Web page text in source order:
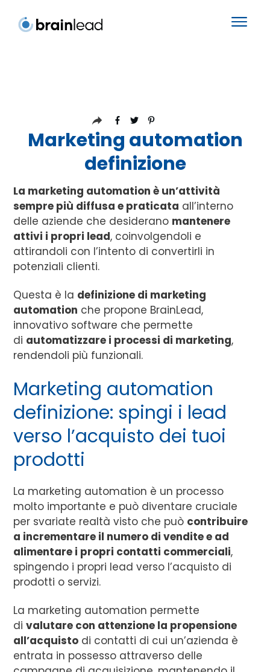
Marketing automation
definizione
La marketing automation è un’attività
sempre più diffusa e praticata all’interno
delle aziende che desiderano mantenere
attivi i propri lead, coinvolgendoli e
attirandoli con l’intento di convertirli in
potenziali clienti.
Questa è la definizione di marketing
automation che propone BrainLead,
innovativo software che permette
di automatizzare i processi di marketing,
rendendoli più funzionali.
Marketing automation
definizione: spingi i lead
verso l’acquisto dei tuoi
prodotti
La marketing automation è un processo
molto importante e può diventare cruciale
per svariate realtà visto che può contribuire
a incrementare il numero di vendite e ad
alimentare i propri contatti commerciali,
spingendo i propri lead verso l’acquisto di
prodotti o servizi.
La marketing automation permette
di valutare con attenzione la propensione
all’acquisto di contatti di cui un’azienda è
entrata in possesso attraverso delle